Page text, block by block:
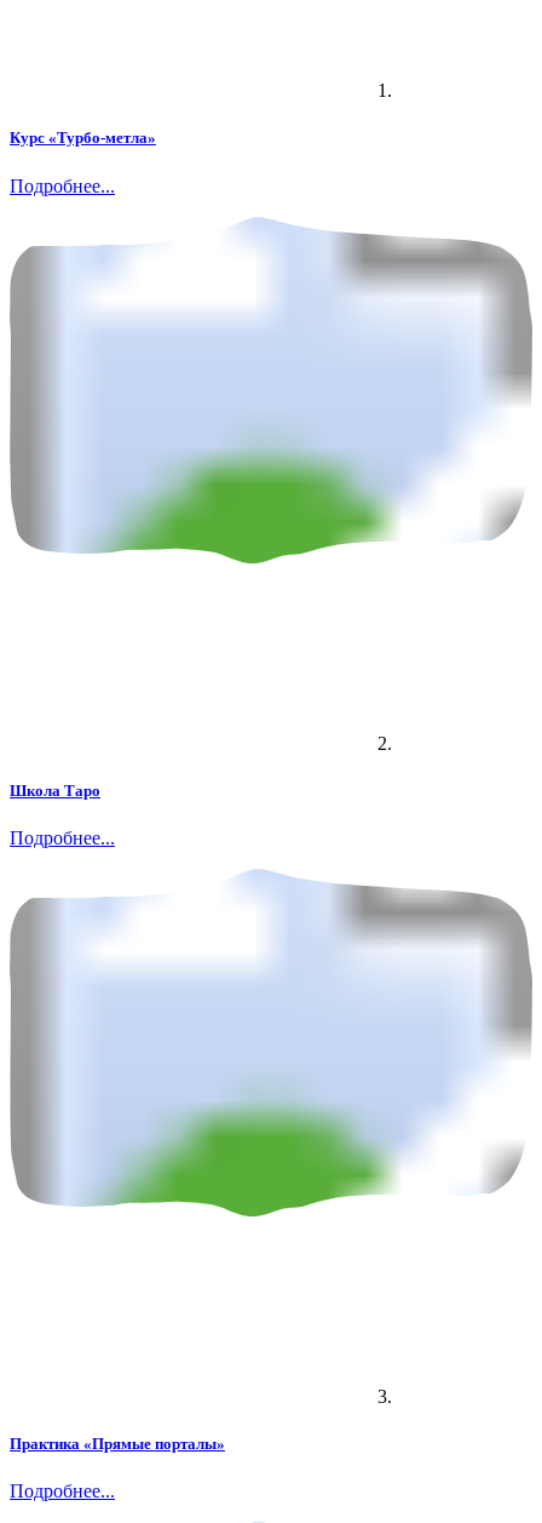
1.
Курс «Турбо-метла»
Подробнее...
2.
Школа Таро
Подробнее...
3.
Практика «Прямые порталы»
Подробнее...